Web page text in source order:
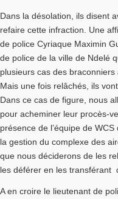
Dans la désolation, ils disent
refaire cette infraction. Une
de police Cyriaque Maximin
de police de la ville de Ndelé
plusieurs cas des
Mais une fois relâchés, ils
Dans ce cas de figure, nous
pour acheminer leur procès-
présence de l’équipe de
la gestion du complexe des
que nous déciderons de les
les déférer en les transférant
A en croire le lieutenant de